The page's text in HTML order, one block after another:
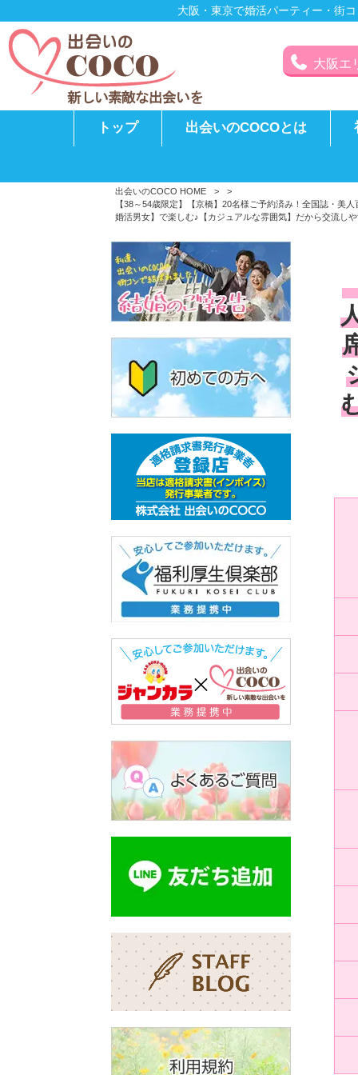
大阪・東京で婚活パーティー・街
大阪エ
トップ 出会いのCOCOとは
出会いのCOCO HOME >
>
【38～54歳限定】【京橋】20名様ご予約済み！全国誌・美
婚活男女】で楽しむ♪【カジュアルな雰囲気】だから交流し